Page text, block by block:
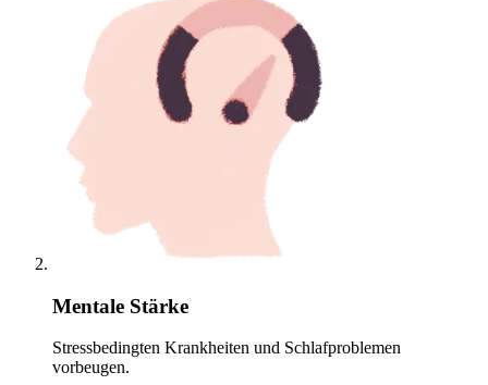
Mentale Stärke
Stressbedingten Krankheiten und Schlafproblemen
vorbeugen.